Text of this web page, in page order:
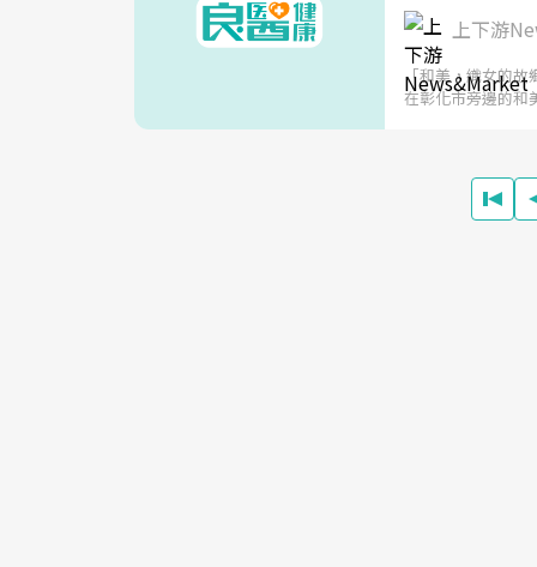
上下游
「和美，織女的
在彰化市旁邊的和